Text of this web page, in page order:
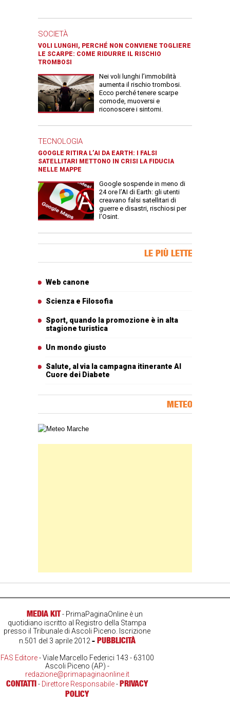
SOCIETÀ
VOLI LUNGHI, PERCHÉ NON CONVIENE TOGLIERE
LE SCARPE: COME RIDURRE IL RISCHIO
TROMBOSI
Nei voli lunghi l’immobilità
aumenta il rischio trombosi.
Ecco perché tenere scarpe
comode, muoversi e
riconoscere i sintomi.
TECNOLOGIA
GOOGLE RITIRA L’AI DA EARTH: I FALSI
SATELLITARI METTONO IN CRISI LA FIDUCIA
NELLE MAPPE
Google sospende in meno di
24 ore l’AI di Earth: gli utenti
creavano falsi satellitari di
guerre e disastri, rischiosi per
l’Osint.
LE PIÙ LETTE
Web canone
Scienza e Filosofia
Sport, quando la promozione è in alta
stagione turistica
Un mondo giusto
Salute, al via la campagna itinerante Al
Cuore dei Diabete
METEO
Carta meteorologica delle Marche
MEDIA KIT- PrimaPaginaOnline è un
quotidiano iscritto al Registro della Stampa
presso il Tribunale di Ascoli Piceno. Iscrizione
n.501 del 3 aprile 2012 - PUBBLICITÀ
FAS Editore- Viale Marcello Federici 143 - 63100
Ascoli Piceno (AP) -
redazione@primapaginaonline.it
CONTATTI- Direttore Responsabile-PRIVACY
POLICY